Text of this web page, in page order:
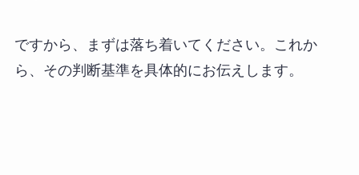
ですから、まずは落ち着いてください。これか
ら、その判断基準を具体的にお伝えします。